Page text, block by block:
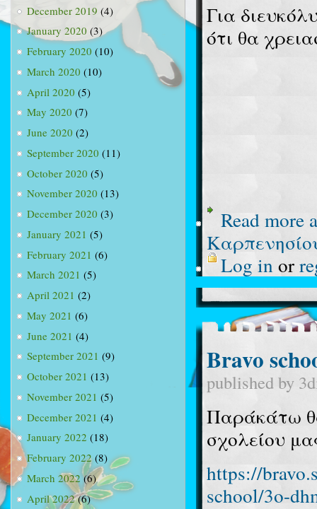
December 2019 (4)
January 2020 (3)
February 2020 (10)
March 2020 (10)
April 2020 (5)
May 2020 (7)
June 2020 (2)
September 2020 (11)
October 2020 (5)
November 2020 (13)
December 2020 (3)
January 2021 (5)
February 2021 (6)
March 2021 (5)
April 2021 (2)
May 2021 (6)
June 2021 (4)
September 2021 (9)
October 2021 (13)
November 2021 (5)
December 2021 (4)
January 2022 (18)
February 2022 (8)
March 2022(6)
April 2022(6)
Για
ότι θα
Read more
Log in or
Bravo
published by
Παράκάτω
σχολείου
https://
school/3o-